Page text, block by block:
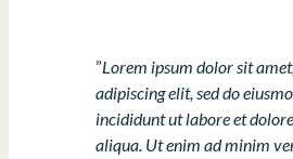
”Lorem ipsum dolor sit
adipiscing elit, sed do
incididunt ut labore et
aliqua. Ut enim ad minim